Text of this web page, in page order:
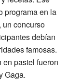
programa en la
, un concurso
debían
famosas.
pastel fueron
Gaga.